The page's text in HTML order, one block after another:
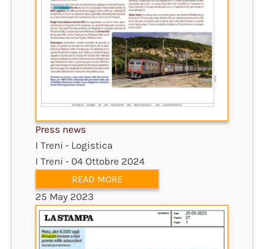
Press news
I Treni - Logistica
I Treni - 04 Ottobre 2024
READ MORE
25 May 2023